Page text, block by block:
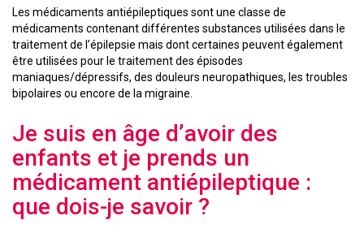
Les médicaments antiépileptiques sont une classe de
médicaments contenant différentes substances utilisées dans le
traitement de l’épilepsie mais dont certaines peuvent également
être utilisées pour le traitement des épisodes
maniaques/dépressifs, des douleurs neuropathiques, les troubles
bipolaires ou encore de la migraine.
Je suis en âge d’avoir des
enfants et je prends un
médicament antiépileptique :
que dois-je savoir ?